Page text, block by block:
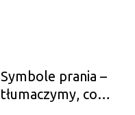
Symbole prania –
tłumaczymy, co